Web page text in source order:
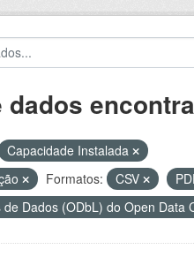
dados
Capacidade Instalada
Formatos: CSV
Dados (ODbL) do Open Data